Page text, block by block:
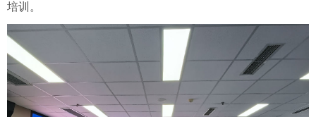
培训。